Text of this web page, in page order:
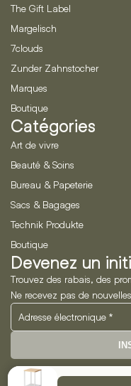
The Gift Label
Margelisch
7clouds
Zunder Zahnstocher
Marques
Boutique
Catégories
Art de vivre
Beauté & Soins
Bureau & Papeterie
Sacs & Bagages
Technik Produkte
Boutique
Devenez un
Trouvez des rabais, des
Ne recevez pas de